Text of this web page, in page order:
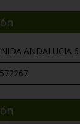
ANDALUCIA 6